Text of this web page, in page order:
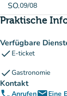
SO.09/08
Praktische
Verfügbare
check E-ticket
checkGastronomie
Kontakt
Anrufen Eine